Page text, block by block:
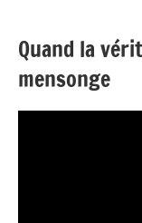
Quand la
mensonge